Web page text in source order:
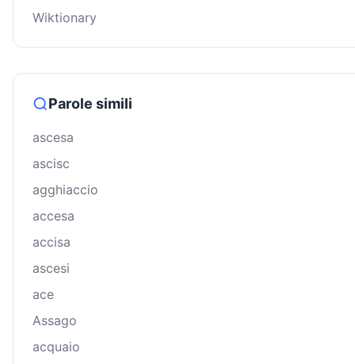
Wiktionary
Parole simili
ascesa
ascisc
agghiaccio
accesa
accisa
ascesi
ace
Assago
acquaio